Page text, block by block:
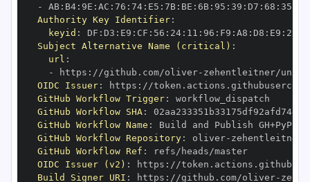
-
AB: B4: 9E : AC : 76 : 74: E5 : 7B: BE : 6B: 95 : 39 : D7 : 68 : 35
Authority Key Identifier:
keyid : DF : D3 : E9 : CF : 56 : 24: 11 : 96 : F9 : A8 : D8 : E9 : 28
Subject Alternative Name (critical) :
url :
-
https : //github.com/oliver- zehentleitner/
OIDC Issuer: https :
GitHub Workflow Trigger:
GitHub Workflow SHA:
GitHub Workflow Name :
GitHub Workflow Repository: oliver- zehentleitner/
GitHub Workflow Ref :
refs/heads/master
OIDC Issuer (v2) : https :
Build Signer URI : https : //github.com/oliver-